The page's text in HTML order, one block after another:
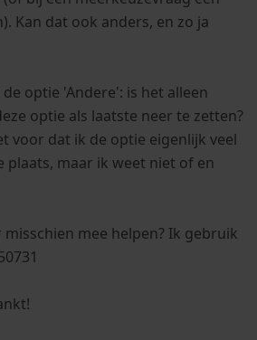
Kan dat ook anders, en zo ja
optie 'Andere': is het alleen
optie als laatste neer te zetten?
voor dat ik de optie eigenlijk veel
plaats, maar ik weet niet of en
mee helpen? Ik gebruik